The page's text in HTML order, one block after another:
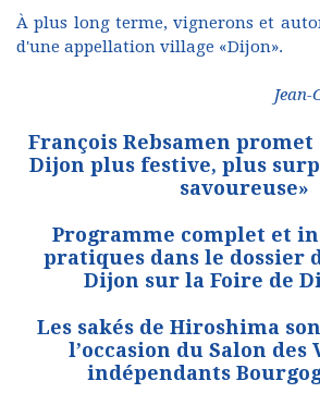
À plus long terme, vignerons et
d'une appellation village «Dijon».
François Rebsamen promet
Dijon plus festive, plus
savoureuse»
Programme complet et
pratiques dans le dossier
Dijon sur la Foire de
Les sakés de Hiroshima
l’occasion du Salon des
indépendants